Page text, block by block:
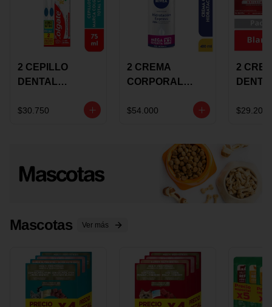
2 CEPILLO
DENTAL
+CREMA
$30.750
2 CREMA
CORPORAL
EXPRESS
OFERTA
$54.000
2
$29.200
Mascotas Ver más